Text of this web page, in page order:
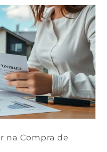
na Compra de